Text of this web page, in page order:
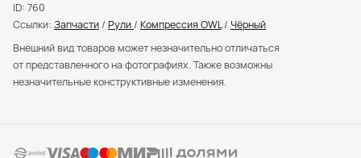
ID: 760
Ссылки: Запчасти / Рули / Компрессия OWL/ Чёрный
Внешний вид товаров может незначительно отличаться
от представленного на фотографиях. Также возможны
незначительные конструктивные изменения.